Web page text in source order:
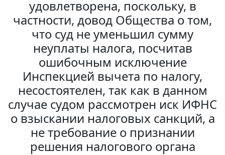
удовлетворена, поскольку, в
частности, довод Общества о том,
что суд не уменьшил сумму
неуплаты налога, посчитав
ошибочным исключение
Инспекцией вычета по налогу,
несостоятелен, так как в данном
случае судом рассмотрен иск ИФНС
о взыскании налоговых санкций, а
не требование о признании
решения налогового органа